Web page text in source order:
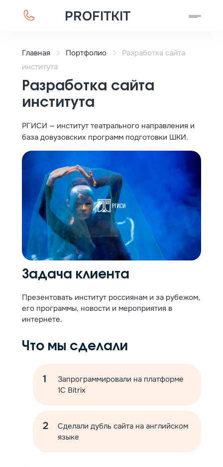
PROFITKIT
Главная Портфолио
Разработка сайта
института
Разработка сайта
института
РГИСИ — институт театрального направления и
база довузовских программ подготовки ШКИ.
Задача клиента
Презентовать институт россиянам и за рубежом,
его программы, новости и мероприятия в
интернете.
Что мы сделали
Запрограммировали на платформе
1С Bitrix
Сделали дубль сайта на английском
языке